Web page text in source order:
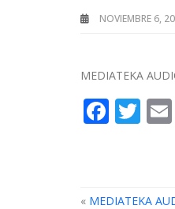
NOVIEMBRE 6,
MEDIATEKA
« MEDIATEKA